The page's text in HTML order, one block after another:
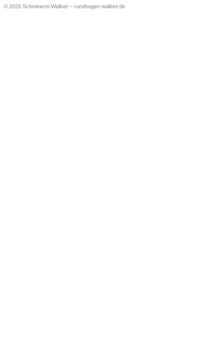
© 2026 Schreinerei Wallner – rundbogen-wallner.de